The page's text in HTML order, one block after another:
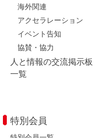
海外関連
アクセラレーション
イベント告知
協賛・協力
人と情報の交流掲示板
一覧
特別会員